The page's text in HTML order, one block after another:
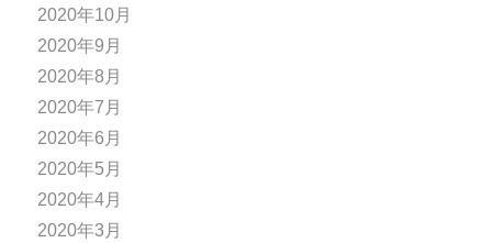
2020年10月
2020年9月
2020年8月
2020年7月
2020年6月
2020年5月
2020年4月
2020年3月